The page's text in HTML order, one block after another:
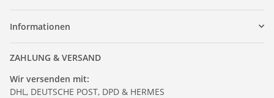
Informationen
ZAHLUNG & VERSAND
Wir versenden mit:
DHL, DEUTSCHE POST, DPD & HERMES